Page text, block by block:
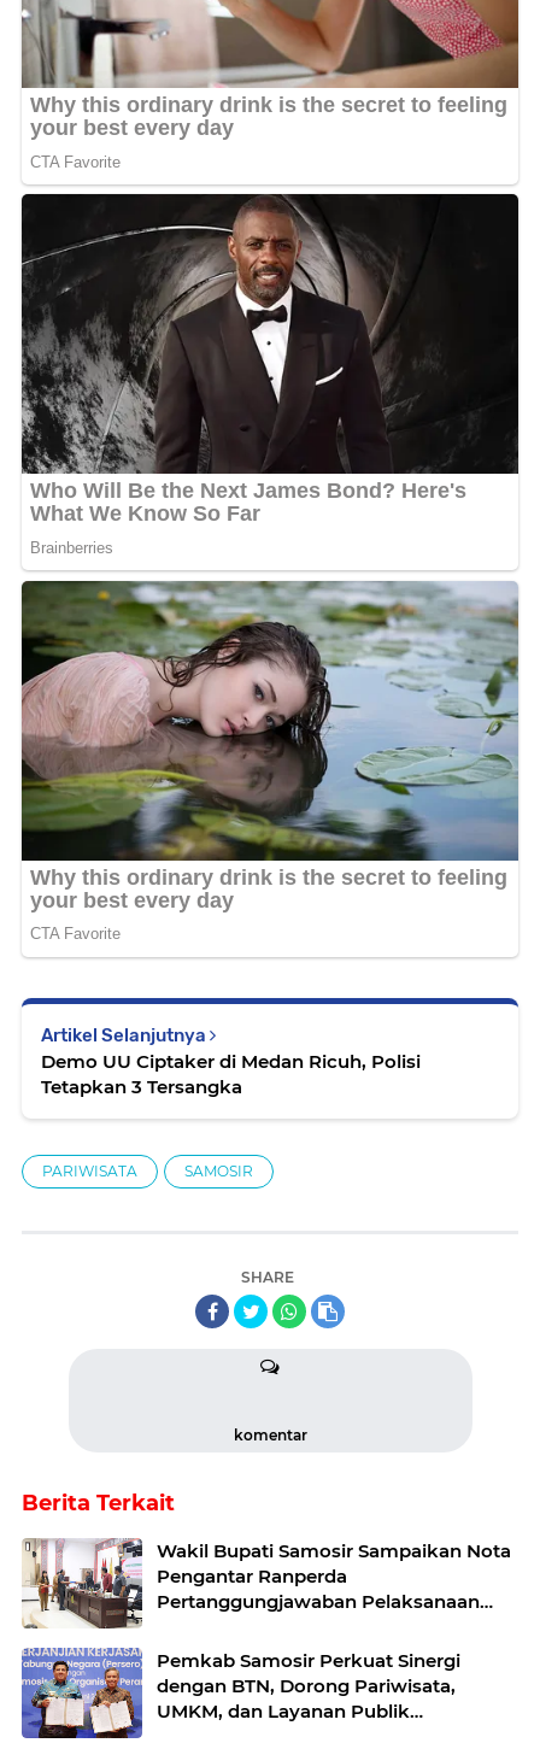
Artikel Selanjutnya
Demo UU Ciptaker di Medan Ricuh, Polisi
Tetapkan 3 Tersangka
PARIWISATA SAMOSIR
SHARE
komentar
Berita Terkait
Wakil Bupati Samosir Sampaikan Nota
Pengantar Ranperda
Pertanggungjawaban Pelaksanaan
Pemkab Samosir Perkuat Sinergi
dengan BTN, Dorong Pariwisata,
UMKM, dan Layanan Publik